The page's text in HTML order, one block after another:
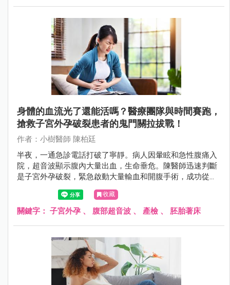
身體的血流光了還能活嗎？醫療團隊與時間賽跑，
搶救子宮外孕破裂患者的鬼門關拉拔戰！
作者：小樹醫師 陳柏廷
半夜，一通急診電話打破了寧靜。病人因暈眩和急性腹痛入
院，超音波顯示腹內大量出血，生命垂危。陳醫師迅速判斷
是子宮外孕破裂，緊急啟動大量輸血和開腹手術，成功從鬼
門關拉回病人。這是一場醫療團隊與時間賽跑的驚險救援故
收藏
關鍵字： 子宮外孕 、 腹部超音波 、 產檢 、 胚胎著床